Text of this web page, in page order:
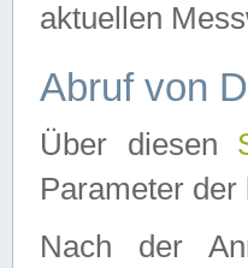
aktuellen
Abruf von
Über diesen
Parameter der
Nach der